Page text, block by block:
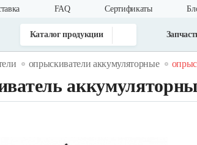
FAQ Cертификаты
Каталог продукции
опрыскиватели аккумуляторные